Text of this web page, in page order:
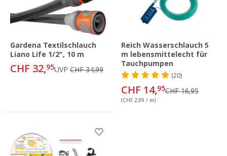
Gardena Textilschlauch
Liano Life 1/2", 10 m
CHF 32,95UVP CHF 34,99
Reich Wasserschlauch 5
m lebensmittelecht für
Tauchpumpen
(20)
CHF 14,95CHF 16,95
(CHF 2,99 / m)